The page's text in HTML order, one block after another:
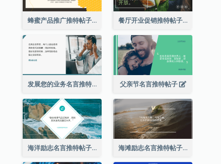
蜂蜜产品推广推特帖子 餐厅开业促销推特帖子
发展您的业务名言推特帖子 父亲节名言推特帖子
海洋励志名言推特帖子 海滩励志名言推特帖子